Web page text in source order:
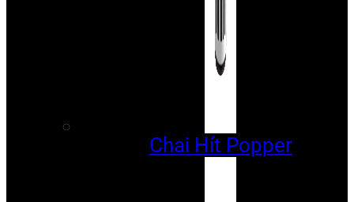
Chai Hít Popper